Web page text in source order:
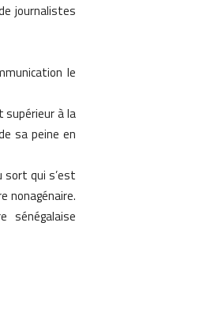
journalistes
le
supérieur à la
sa peine en
sort qui s’est
nonagénaire.
sénégalaise